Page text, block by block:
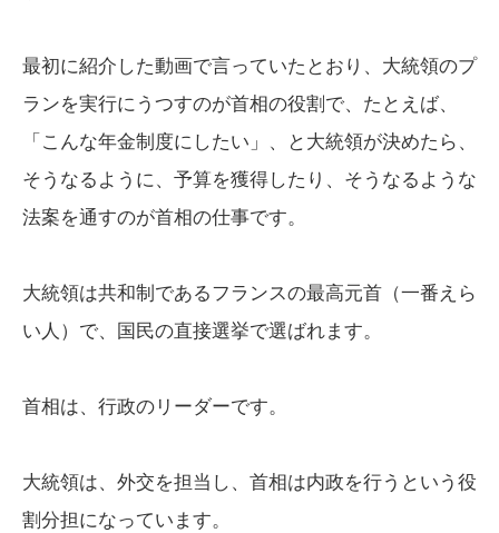
最初に紹介した動画で言っていたとおり、大統領のプ
ランを実行にうつすのが首相の役割で、たとえば、
「こんな年金制度にしたい」、と大統領が決めたら、
そうなるように、予算を獲得したり、そうなるような
法案を通すのが首相の仕事です。
大統領は共和制であるフランスの最高元首（一番えら
い人）で、国民の直接選挙で選ばれます。
首相は、行政のリーダーです。
大統領は、外交を担当し、首相は内政を行うという役
割分担になっています。